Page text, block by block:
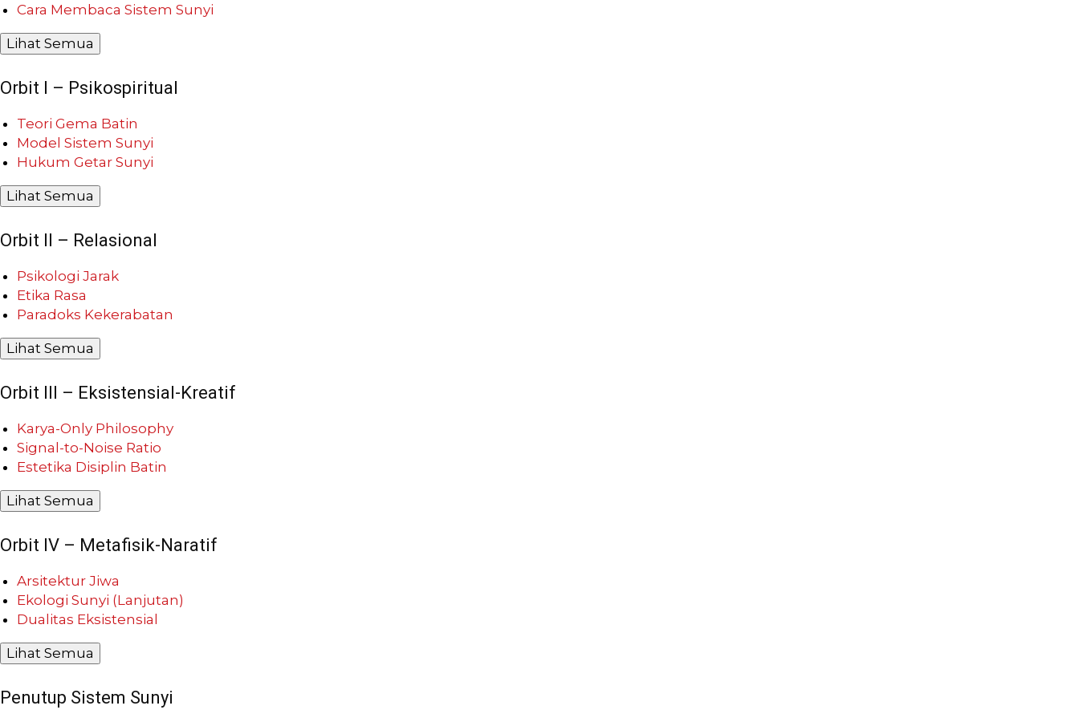
Cara Membaca Sistem Sunyi
Lihat Semua
Orbit I – Psikospiritual
Teori Gema Batin
Model Sistem Sunyi
Hukum Getar Sunyi
Lihat Semua
Orbit II – Relasional
Psikologi Jarak
Etika Rasa
Paradoks Kekerabatan
Lihat Semua
Orbit III – Eksistensial-Kreatif
Karya-Only Philosophy
Signal-to-Noise Ratio
Estetika Disiplin Batin
Lihat Semua
Orbit IV – Metafisik-Naratif
Arsitektur Jiwa
Ekologi Sunyi (Lanjutan)
Dualitas Eksistensial
Lihat Semua
Penutup Sistem Sunyi